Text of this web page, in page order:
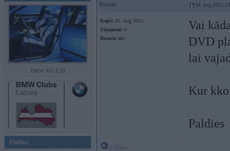
BMW M5 E39
Online
Veinis 10. Aug 2015,
Kopš: 10. Aug 2015
Ziņojumi: 0
Braucu ar:
Vai
DVD
lai
Kur
Paldies